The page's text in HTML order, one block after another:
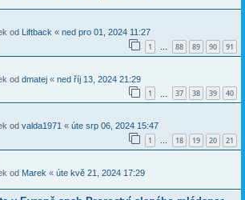
od Liftback « ned pro 01, 2024 11:27
1 … 88 89 90 91
od dmatej « ned říj 13, 2024 21:29
1 37 38 39 40
od valda1971 « úte srp 06, 2024 15:47
1 … 18 19 20 21
od Marek « úte kvě 21, 2024 17:29